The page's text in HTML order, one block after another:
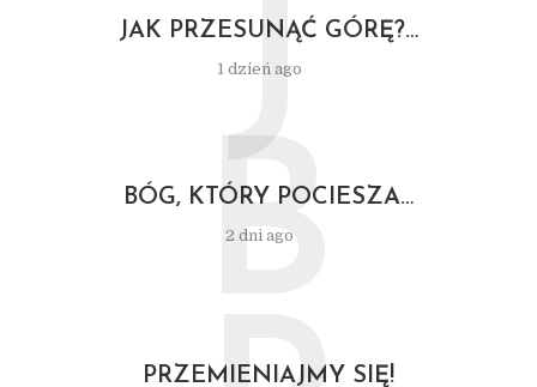
JAK PRZESUNĄĆ GÓRĘ?…
1 dzień ago
J
BÓG, KTÓRY POCIESZA…
2 dni ago
B
PRZEMIENIAJMY SIĘ!